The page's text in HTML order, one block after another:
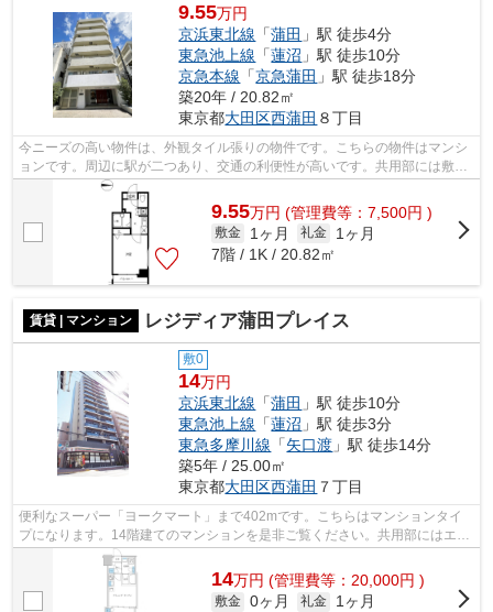
9.55万円
京浜東北線 「蒲田 」駅 徒歩4分
東急池上線 「蓮沼 」駅 徒歩10分
京急本線 「京急蒲田 」駅 徒歩18分
築20年 / 20.82㎡
東京都大田区西蒲田 ８丁目
今ニーズの高い物件は、外観タイル張りの物件です。こちらの物件はマンシ
ョンです。周辺に駅が二つあり、交通の利便性が高いです。共用部には敷地
内ごみ置き場・エレベータなどが備わ...
9.55万円 (管理費等：7,500円 )
敷金 1ヶ月 礼金
1ヶ月
7階 / 1K / 20.82㎡
賃貸 | マンション レジディア蒲田プレイス
敷0
14万円
京浜東北線 「蒲田 」駅 徒歩10分
東急池上線 「蓮沼 」駅 徒歩3分
東急多摩川線 「矢口渡 」駅 徒歩14分
築5年 / 25.00㎡
東京都大田区西蒲田 ７丁目
便利なスーパー「ヨークマート」まで402mです。こちらはマンションタイ
プになります。14階建てのマンションを是非ご覧ください。共用部にはエレ
ベータ・敷地内ごみ置き場などが揃って...
14万円 (管理費等：20,000円 )
敷金 0ヶ月 礼金
1ヶ月